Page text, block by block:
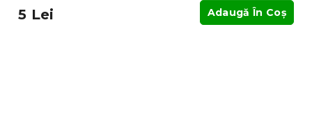
5 Lei Adaugă În Coş